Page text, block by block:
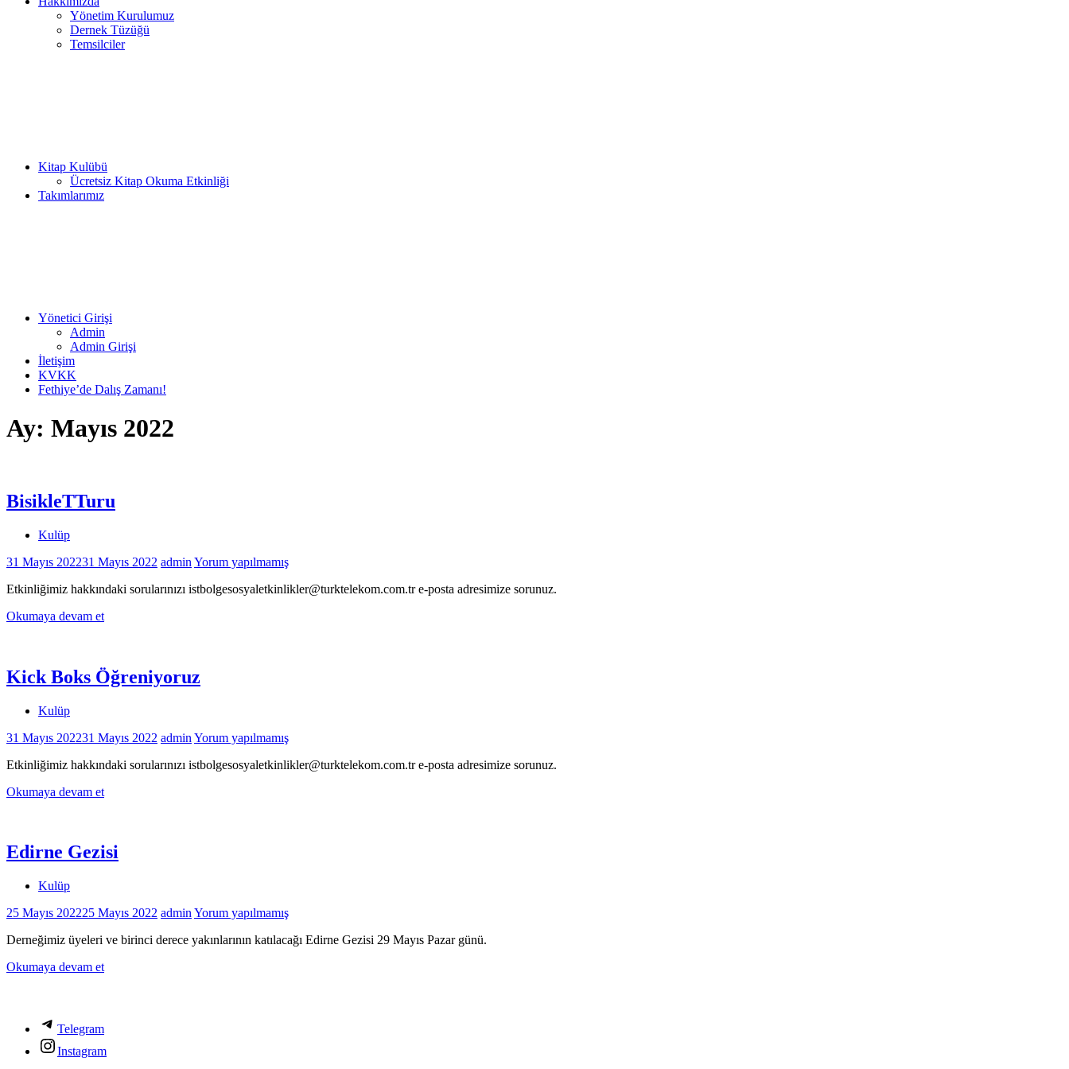
Yönetim Kurulumuz
Dernek Tüzüğü
Temsilciler
Kitap Kulübü
Ücretsiz Kitap Okuma Etkinliği
Takımlarımız
Yönetici Girişi
Admin
Admin Girişi
İletişim
KVKK
Fethiye’de Dalış Zamanı!
Ay: Mayıs 2022
BisikleTTuru
Kulüp
31 Mayıs 202231 Mayıs 2022 admin Yorum yapılmamış
Etkinliğimiz hakkındaki sorularınızı istbolgesosyaletkinlikler@turktelekom.com.tr e-posta adresimize sorunuz.
Okumaya devam et
Kick Boks Öğreniyoruz
Kulüp
31 Mayıs 202231 Mayıs 2022 admin Yorum yapılmamış
Etkinliğimiz hakkındaki sorularınızı istbolgesosyaletkinlikler@turktelekom.com.tr e-posta adresimize sorunuz.
Okumaya devam et
Edirne Gezisi
Kulüp
25 Mayıs 202225 Mayıs 2022 admin Yorum yapılmamış
Derneğimiz üyeleri ve birinci derece yakınlarının katılacağı Edirne Gezisi 29 Mayıs Pazar günü.
Okumaya devam et
Telegram
Instagram